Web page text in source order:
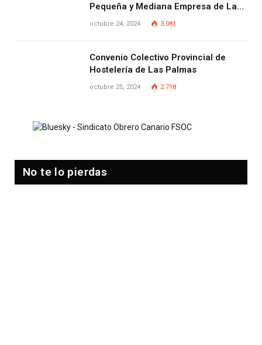
Pequeña y Mediana Empresa de Las
octubre 24, 2024 3.081
Convenio Colectivo Provincial de
Hostelería de Las Palmas
octubre 25, 2024 2.718
No te lo pierdas